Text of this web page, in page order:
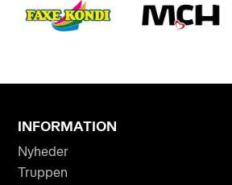
INFORMATION
Nyheder
Truppen